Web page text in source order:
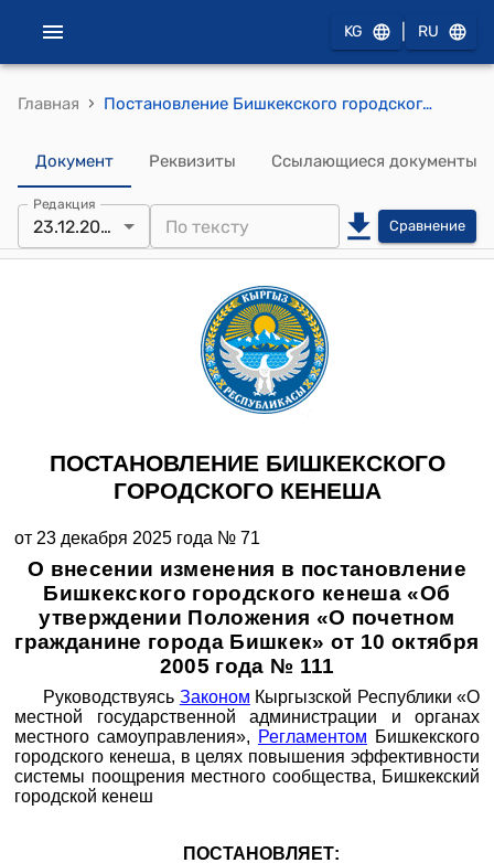
KG RU
Главная › Постановление Бишкекского городского кенеша от 23 декабря 2025 года № 71 "О внесении изменения в постановление Бишкекского городского кенеша «Об утверждении Положения «О почетном гражданине города Бишкек» от 10 октября 2005 года № 111"
Документ Реквизиты Ссылающиеся документы
Редакция
23.12.2025 Сравнение